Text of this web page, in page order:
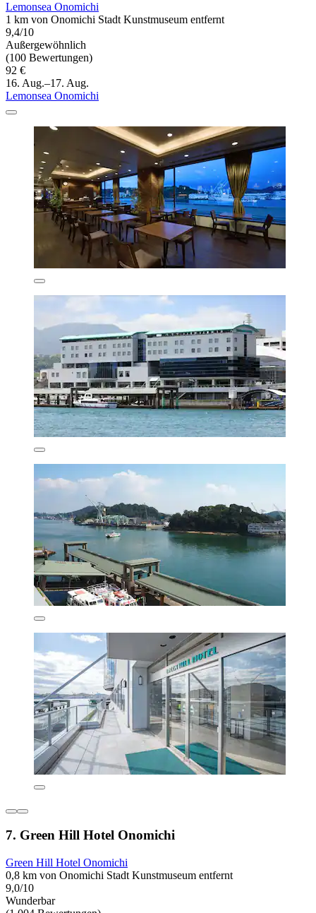
Lemonsea Onomichi
1 km von Onomichi Stadt Kunstmuseum entfernt
9,4/10
Außergewöhnlich
(100 Bewertungen)
92 €
16. Aug.–17. Aug.
Lemonsea Onomichi
7. Green Hill Hotel Onomichi
Green Hill Hotel Onomichi
0,8 km von Onomichi Stadt Kunstmuseum entfernt
9,0/10
Wunderbar